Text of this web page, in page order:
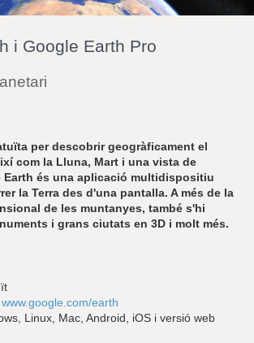
a
i Google Earth Pro
per descobrir geogràficament el
com la Lluna, Mart i una vista de
Earth és una aplicació multidispositiu
la Terra des d'una pantalla. A més de la
de les muntanyes, també s'hi
i grans ciutats en 3D i molt més.
www.google.com/earth
Linux, Mac, Android, iOS i versió web